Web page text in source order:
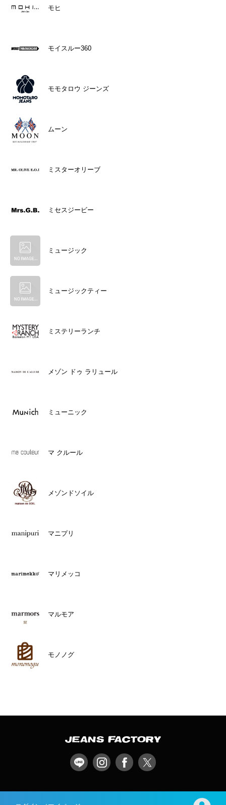
モヒ
モイスルー360
モモタロウ ジーンズ
ムーン
ミスターオリーブ
ミセスジービー
ミュージック
ミュージックティー
ミステリーランチ
メゾン ドゥ ラリュール
ミューニック
マ クルール
メゾンドソイル
マニプリ
マリメッコ
マルモア
モノノグ